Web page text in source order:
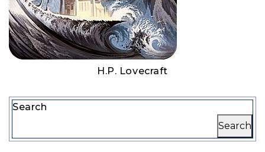
H.P. Lovecraft
Search
Search